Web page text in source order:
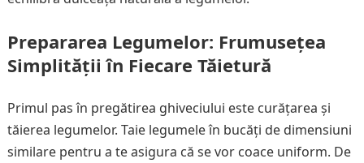
Prepararea Legumelor: Frumusețea
Simplității în Fiecare Tăietură
Primul pas în pregătirea ghiveciului este curățarea și
tăierea legumelor. Taie legumele în bucăți de dimensiuni
similare pentru a te asigura că se vor coace uniform. De